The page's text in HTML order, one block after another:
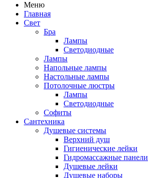
Меню
Главная
Свет
Бра
Лампы
Светодиодные
Лампы
Напольные лампы
Настольные лампы
Потолочные люстры
Лампы
Светодиодные
Софиты
Сантехника
Душевые системы
Верхний душ
Гигиенические лейки
Гидромассажные панели
Душевые лейки
Душевые наборы